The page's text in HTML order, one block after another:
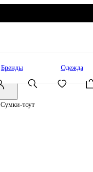
Бренды Одежда
Сумки-тоут